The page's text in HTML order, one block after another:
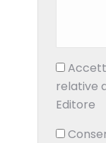
relative
Editore